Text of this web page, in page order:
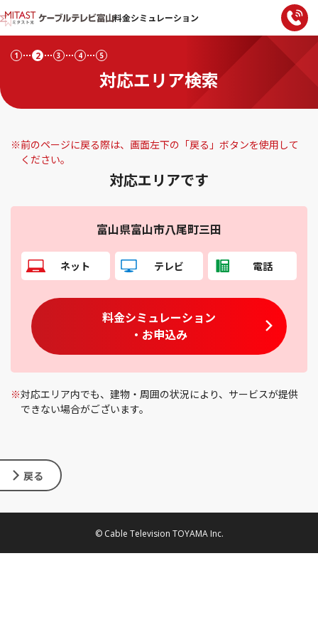
料金シミュレーション
対応エリア検索
1 2 3 4 5
※前のページに戻る際は、画面左下の「戻る」ボタンを使用して
ください。
対応エリアです
富山県富山市八尾町三田
ネット テレビ 電話
料金シミュレーション
・お申込み
※対応エリア内でも、建物・周囲の状況により、サービスが提供
できない場合がございます。
戻る
© Cable Television TOYAMA Inc.